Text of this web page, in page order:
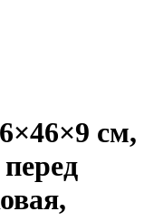
см,